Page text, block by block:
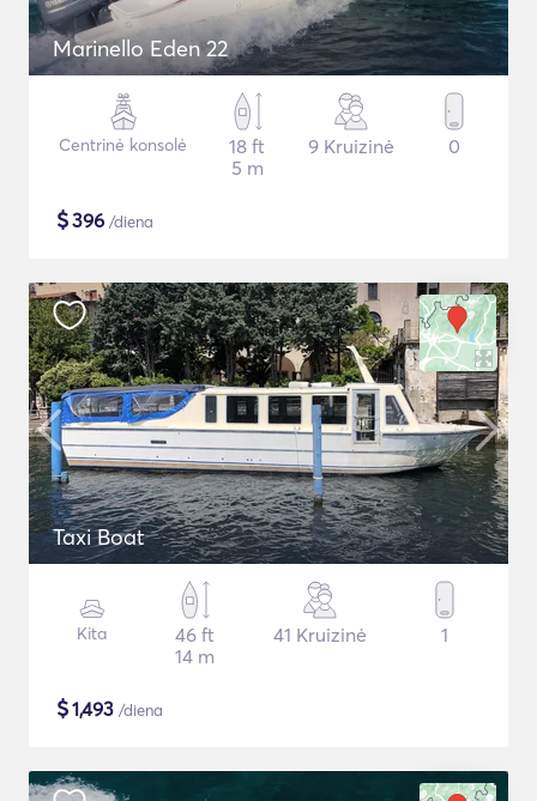
Marinello Eden 22
Centrinė konsolė
18 ft
5 m
9 Kruizinė 0
$396 /diena
Taxi Boat
Kita
46 ft
14 m
41 Kruizinė 1
$1,493 /diena